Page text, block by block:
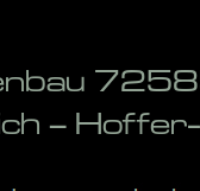
–